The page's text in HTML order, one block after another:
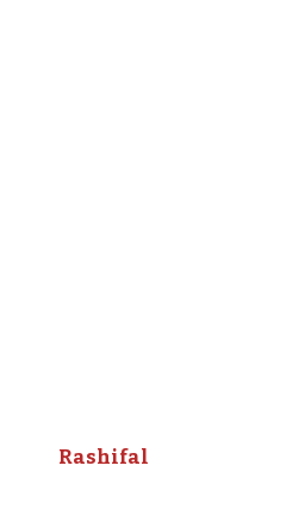
Rashifal